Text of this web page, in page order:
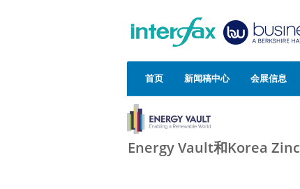
首页 新闻稿中心 会展信息
Energy Vault和Korea